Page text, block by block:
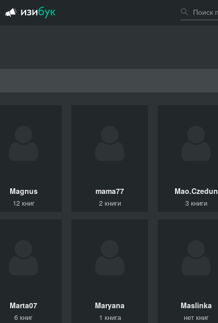
Magnus
12 книг
mama77
2 книги
Mao.Czedun
3 книги
Marta07
6 книг
Maryana
1 книга
Maslinka
нет книг